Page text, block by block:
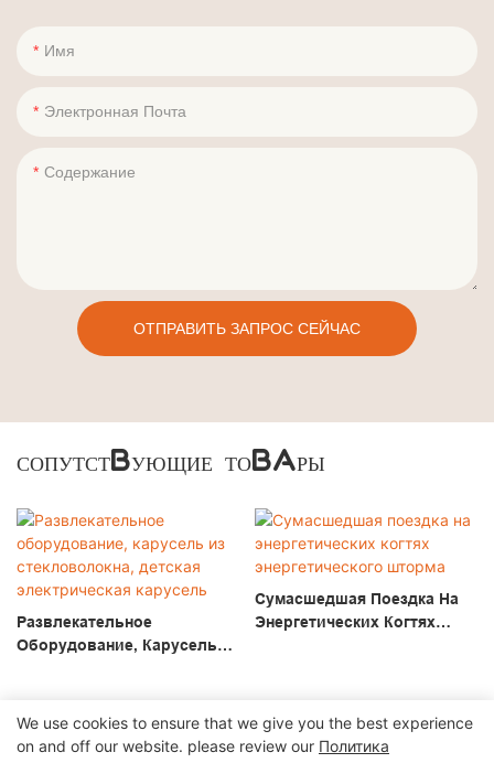
Имя
Электронная Почта
Содержание
ОТПРАВИТЬ ЗАПРОС СЕЙЧАС
СОПУТСТВУЮЩИЕ ТОВАРЫ
Развлекательное
Оборудование, Карусель
Сумасшедшая Поездка На
Энергетических Когтях
Copyright © 2026 Чжэнчжоуская компания Cheery Amusement
We use cookies to ensure that we give you the best experience
on and off our website. please review our Политика